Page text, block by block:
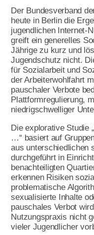
Lotte
Jetzt
Download &
Presse
Themen
Marie
Wir feiern
Ausstellung
100
Hauptrolle
Intern
Kontakt
Der Bundesverband
heute in Berlin die
jugendlichen Internet-
greift ein generelles
Jährige zu kurz und
Jugendschutz nicht.
für Sozialarbeit und
der Arbeiterwohlfahrt
pauschaler Verbote
Plattformregulierung,
niedrigschwelliger
Die explorative Studie
…“ basiert auf
aus unterschiedlichen
durchgeführt in
benachteiligten
erkennen Risiken
problematische
sexualisierte Inhalte
pauschales Verbot
Nutzungspraxis nicht
vieler Jugendlicher